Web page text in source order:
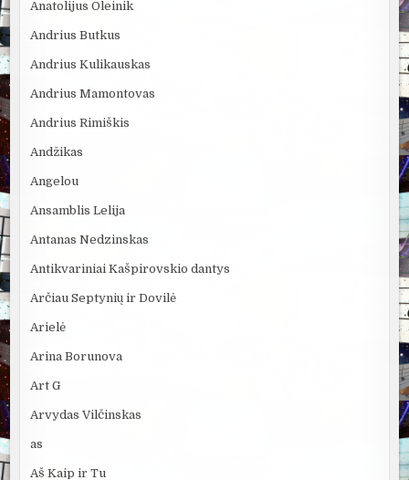
Anatolijus Oleinik
Andrius Butkus
Andrius Kulikauskas
Andrius Mamontovas
Andrius Rimiškis
Andžikas
Angelou
Ansamblis Lelija
Antanas Nedzinskas
Antikvariniai Kašpirovskio dantys
Arčiau Septynių ir Dovilė
Arielė
Arina Borunova
Art G
Arvydas Vilčinskas
as
Aš Kaip ir Tu